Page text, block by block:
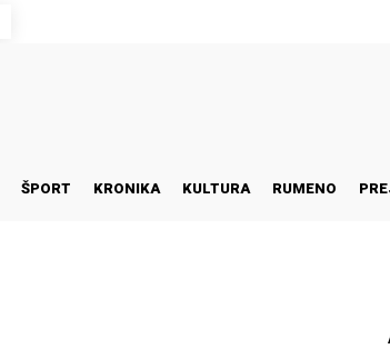
ŠPORT KRONIKA KULTURA RUMENO